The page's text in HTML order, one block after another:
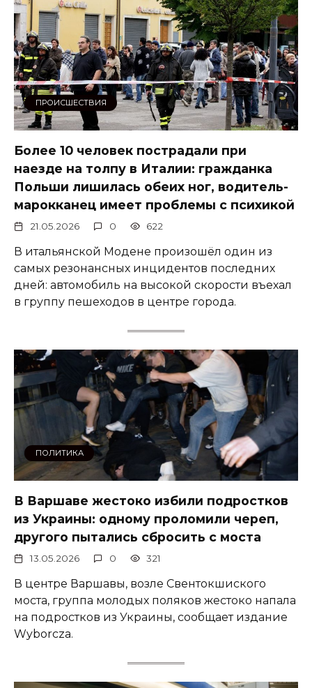
ПРОИСШЕСТВИЯ
Более 10 человек пострадали при
наезде на толпу в Италии: гражданка
Польши лишилась обеих ног, водитель-
марокканец имеет проблемы с психикой
21.05.2026 0 622
В итальянской Модене произошёл один из
самых резонансных инцидентов последних
дней: автомобиль на высокой скорости въехал
в группу пешеходов в центре города.
ПОЛИТИКА
В Варшаве жестоко избили подростков
из Украины: одному проломили череп,
другого пытались сбросить с моста
13.05.2026 0 321
В центре Варшавы, возле Свентокшиского
моста, группа молодых поляков жестоко напала
на подростков из Украины, сообщает издание
Wyborcza.